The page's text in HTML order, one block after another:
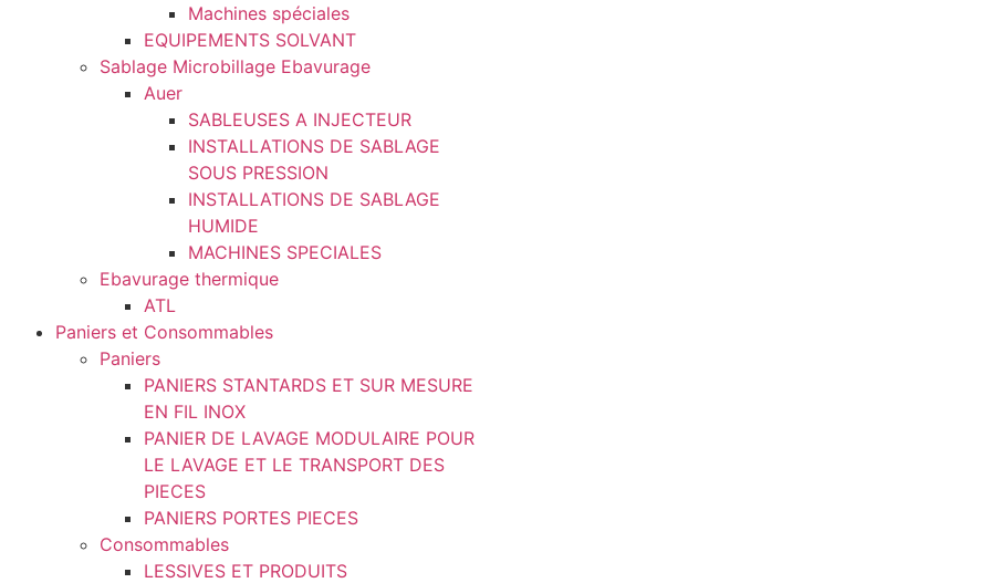
Machines spéciales
EQUIPEMENTS SOLVANT
Sablage Microbillage Ebavurage
Auer
SABLEUSES A INJECTEUR
INSTALLATIONS DE SABLAGE
SOUS PRESSION
INSTALLATIONS DE SABLAGE
HUMIDE
MACHINES SPECIALES
Ebavurage thermique
ATL
Paniers et Consommables
Paniers
PANIERS STANTARDS ET SUR MESURE
EN FIL INOX
PANIER DE LAVAGE MODULAIRE POUR
LE LAVAGE ET LE TRANSPORT DES
PIECES
PANIERS PORTES PIECES
Consommables
LESSIVES ET PRODUITS